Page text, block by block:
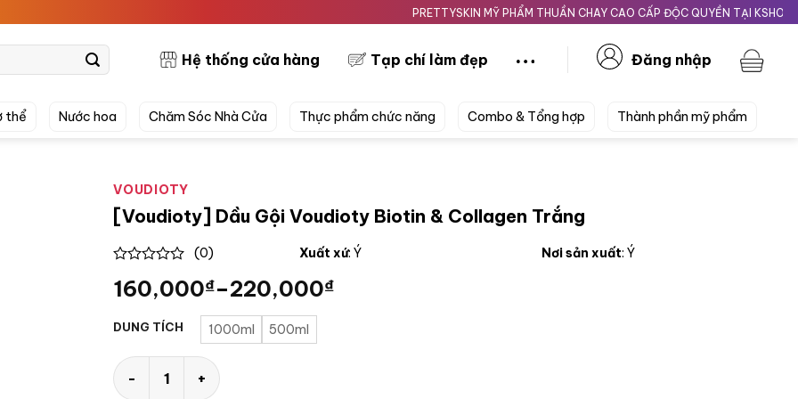
PRETTYSKIN MỸ PHẨM THUẦN CHAY CAO CẤP ĐỘC QUYỀN TẠI
Hệ thống cửa hàng Tạp chí làm đẹp Đăng nhập
thể Nước hoa Chăm Sóc Nhà Cửa Thực phẩm chức năng Combo & Tổng hợp Thành phần mỹ phẩm
VOUDIOTY
[Voudioty] Dầu Gội Voudioty Biotin & Collagen Trắng
out
(0) Xuất xứ: Ý Nơi sản xuất: Ý
160,000₫–220,000₫
DUNG TÍCH 1000ml 500ml
[Voudioty] Dầu Gội Voudioty Biotin & Collagen Trắng số lượng